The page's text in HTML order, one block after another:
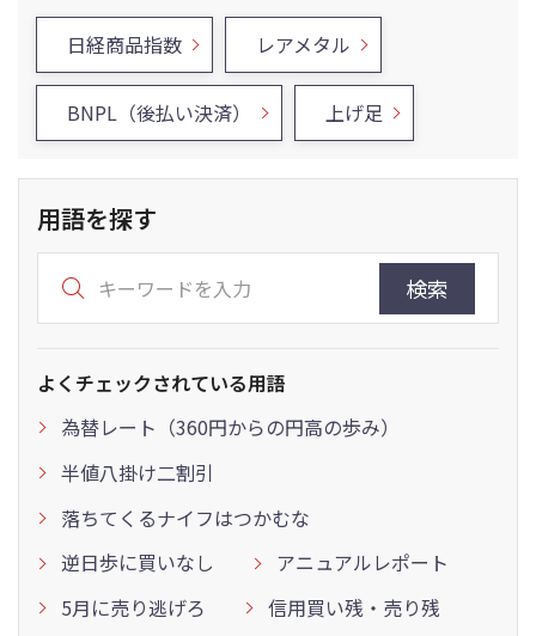
日経商品指数 レアメタル
BNPL（後払い決済） 上げ足
用語を探す
検索
よくチェックされている用語
為替レート（360円からの円高の歩み）
半値八掛け二割引
落ちてくるナイフはつかむな
逆日歩に買いなし
アニュアルレポート
5月に売り逃げろ
信用買い残・売り残